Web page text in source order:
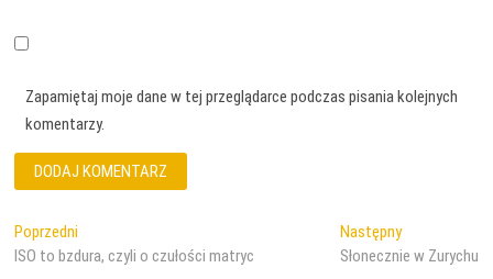
Zapamiętaj moje dane w tej przeglądarce podczas pisania kolejnych
komentarzy.
Nawigacja
wpisu
Poprzedni
wpis:
ISO to bzdura, czyli o czułości matryc
NastępnyNastępny
wpis:
Słonecznie w Zurychu